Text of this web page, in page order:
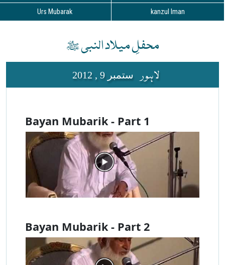
Urs Mubarak kanzul Iman
محفلِ میلاد النبی ﷺ
ستمبر 9 , 2012 لاہور
Bayan Mubarik - Part 1
Bayan Mubarik - Part 2